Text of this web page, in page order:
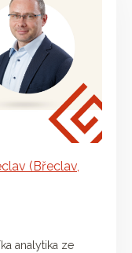
(Břeclav,
analytika ze